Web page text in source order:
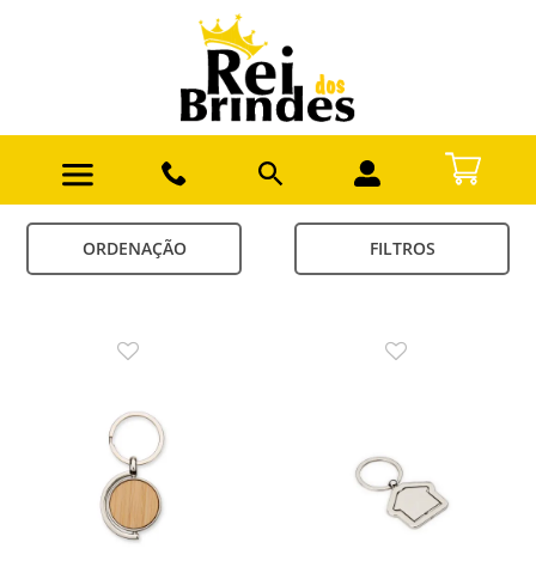
ORDENAÇÃO FILTROS